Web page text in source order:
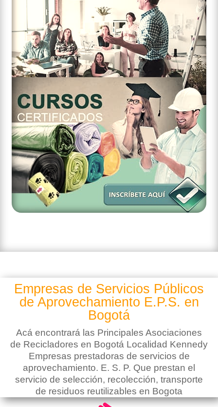
Empresas de Servicios Públicos
de Aprovechamiento E.P.S. en
Bogotá
Acá encontrará las Principales Asociaciones
de Recicladores en Bogotá Localidad Kennedy
Empresas prestadoras de servicios de
aprovechamiento. E. S. P. Que prestan el
servicio de selección, recolección, transporte
de residuos reutilizables en Bogota